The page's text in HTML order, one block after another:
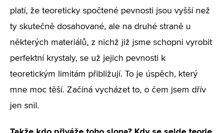
platí, že teoreticky spočtené pevnosti jsou vyšší než
ty skutečně dosahované, ale na druhé straně u
některých materiálů, z nichž již jsme schopni vyrobit
perfektní krystaly, se už jejich pevnosti k
teoretickým limitám přibližují. To je úspěch, který
mne moc těší. Začíná vycházet to, o čem jsem dřív
jen snil.